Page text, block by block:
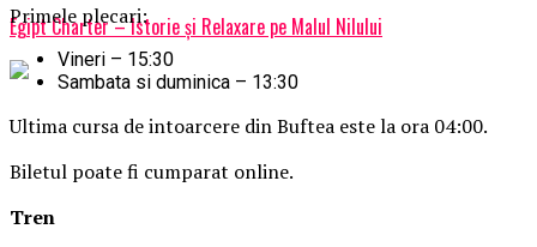
Egipt Charter – Istorie și Relaxare pe Malul Nilului
Primele plecari:
Vineri – 15:30
Sambata si duminica – 13:30
Ultima cursa de intoarcere din Buftea este la ora 04:00.
Biletul poate fi cumparat online.
Tren